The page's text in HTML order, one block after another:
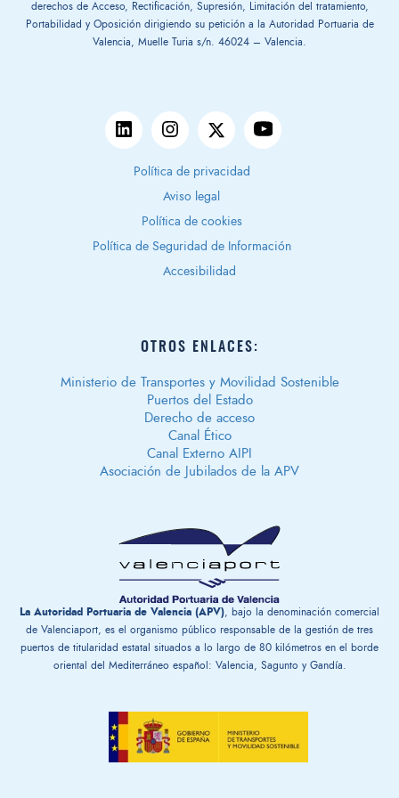
derechos de Acceso, Rectificación, Supresión, Limitación del tratamiento,
Portabilidad y Oposición dirigiendo su petición a la Autoridad Portuaria de
Valencia, Muelle Turia s/n. 46024 – Valencia.
Política de privacidad
Aviso legal
Política de cookies
Política de Seguridad de Información
Accesibilidad
OTROS ENLACES:
Ministerio de Transportes y Movilidad Sostenible
Puertos del Estado
Derecho de acceso
Canal Ético
Canal Externo AIPI
Asociación de Jubilados de la APV
La Autoridad Portuaria de Valencia (APV), bajo la denominación comercial
de Valenciaport, es el organismo público responsable de la gestión ​de tres
puertos de titularidad estatal situados a lo largo de 80 kilómetros en el borde
oriental del Mediterráneo español: Valencia, Sagunto y Gandía.